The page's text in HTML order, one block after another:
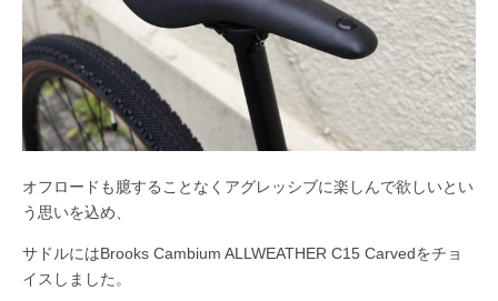
オフロードも臆することなくアグレッシブに楽しんで欲しいとい
う思いを込め、
サドルにはBrooks Cambium ALLWEATHER C15 Carvedをチョ
イスしました。